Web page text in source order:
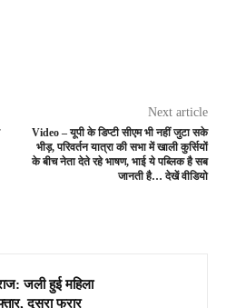
Next article
Video – यूपी के डिप्टी सीएम भी नहीं जुटा सके
भीड़, परिवर्तन यात्रा की सभा में खाली कुर्सियों
के बीच नेता देते रहे भाषण, भाई ये पब्लिक है सब
जानती है… देखें वीडियो
जली हुई महिला
दूसरा फरार